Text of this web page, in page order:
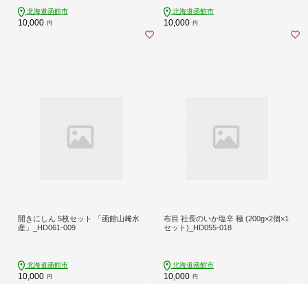
北海道函館市
10,000 円
北海道函館市
10,000 円
開きにしん 5枚セット 「函館山﨑水
産」_HD061-009
北海道函館市
10,000 円
布目 社長のいか塩辛 極 (200g×2個×1
セット)_HD055-018
北海道函館市
10,000 円